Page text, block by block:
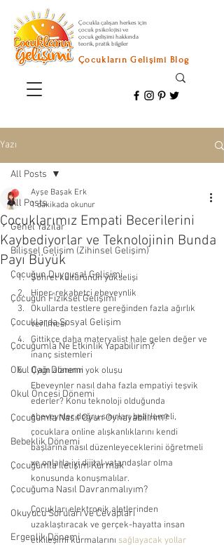
Çocukla çalışan herkes için
çocuk psikolojisi ve
çocuk gelişimi hakkında
teorik, pratik bilgiler
Çocukların Gelişimi Blog
Yazı
All Posts
Genel Yazılar
Bilişsel Gelişim (Zihinsel Gelişim)
Çocuğun Duygusal Gelişimi
Çocuğun Fiziksel Gelişimi
Çocuklarda Sosyal Gelişim
Çocuğumla Ne Etkinlik Yapabilirim?
Okul Çağı Dönemi
Okul Öncesi Dönemi
Çocuğumla Nasıl Oyun Oynayabilirim?
Bebeklik Dönemi
Çocuğumla İletişim Kurmak
Çocuğuma Nasıl Davranmalıyım?
Okuyucu Soruları ve Cevapları
Ergenlik Dönemi
All Posts
Çocuklarımız Empati Becerilerini
Kaybediyorlar ve Teknolojinin Bunda
Payı Büyük
Ayşe Başak Erk
1 dakikada okunur
Şöhret kültürünün yükselişi
Hiper-rekabetçi ebeveynlik
Okullarda testlere gereğinden fazla ağırlık
verilmesi
Gittikçe daha materyalist hale gelen değer ve
inanç sistemleri
Oyun alanının yok oluşu
Ebeveynler nasıl daha fazla empatiyi teşvik
ederler? Konu teknoloji olduğunda
ebeveynler doğru sınırları belirlemeli,
çocuklara online alışkanlıklarını kendi
başlarına nasıl düzenleyeceklerini öğretmeli
ve onlarla iyi dijital vatandaşlar olma
konusunda konuşmalılar.
Çocukları elektronik aletlerinden
uzaklaştıracak ve gerçek-hayatta insan
etkileşimi kurmalarını sağlayacak yollar